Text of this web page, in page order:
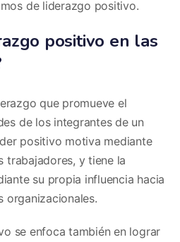
de liderazgo positivo.
positivo en las
que promueve el
de los integrantes de un
positivo motiva mediante
trabajadores, y tiene la
su propia influencia hacia
organizacionales.
se enfoca también en lograr